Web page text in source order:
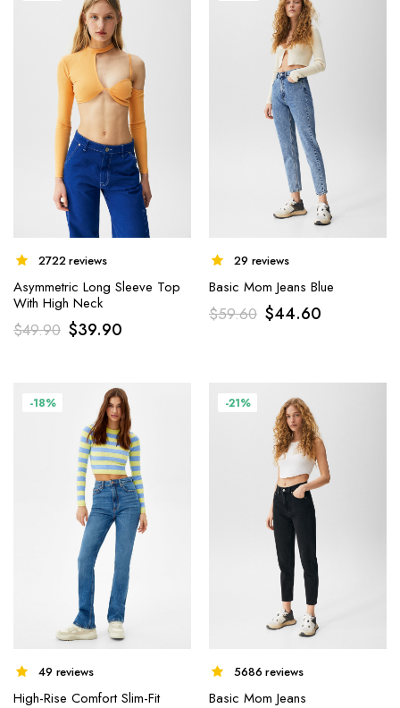
2722 reviews
Asymmetric Long Sleeve Top
With High Neck
$49.90 $39.90
29 reviews
Basic Mom Jeans Blue
$59.60 $44.60
-18%
49 reviews
High-Rise Comfort Slim-Fit
-21%
5686 reviews
Basic Mom Jeans